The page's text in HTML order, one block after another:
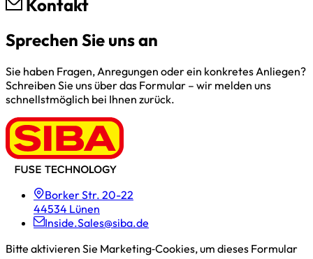
Kontakt
Sprechen Sie uns an
Sie haben Fragen, Anregungen oder ein konkretes Anliegen?
Schreiben Sie uns über das Formular – wir melden uns
schnellstmöglich bei Ihnen zurück.
Borker Str. 20-22
44534 Lünen
Inside.Sales@siba.de
Bitte aktivieren Sie Marketing‑Cookies, um dieses Formular